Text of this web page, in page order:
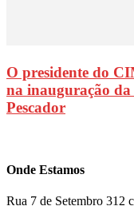
O presidente do
na inauguração
Pescador
Onde Estamos
Rua 7 de Setembro 312